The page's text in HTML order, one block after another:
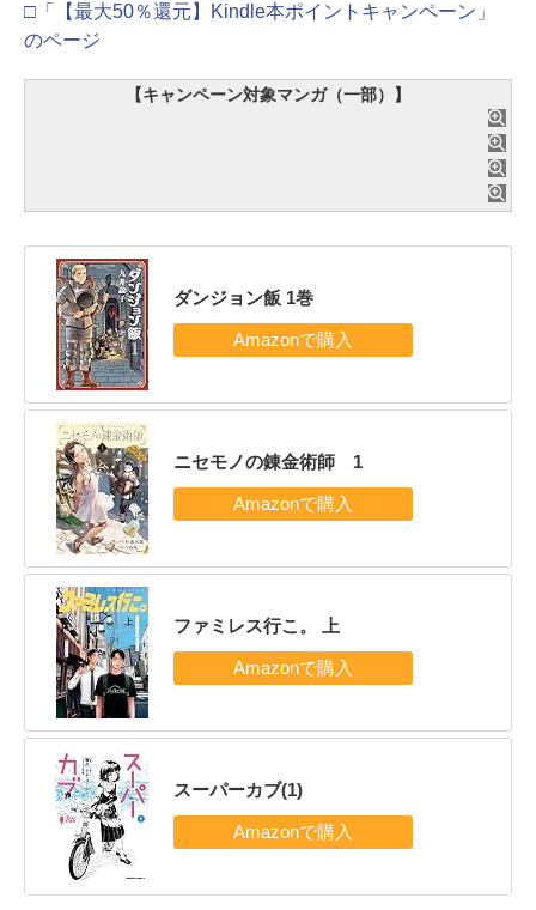
□「【最大50％還元】Kindle本ポイントキャンペーン」
のページ
【キャンペーン対象マンガ（一部）】